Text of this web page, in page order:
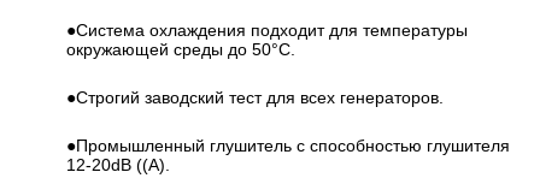
●Система охлаждения подходит для температуры
окружающей среды до 50°C.
●Строгий заводский тест для всех генераторов.
●Промышленный глушитель с способностью глушителя
12-20dB ((A).